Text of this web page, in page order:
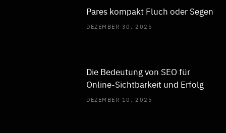
Pares kompakt Fluch oder Segen
DEZEMBER 30, 2025
Die Bedeutung von SEO für
Online-Sichtbarkeit und Erfolg
DEZEMBER 10, 2025